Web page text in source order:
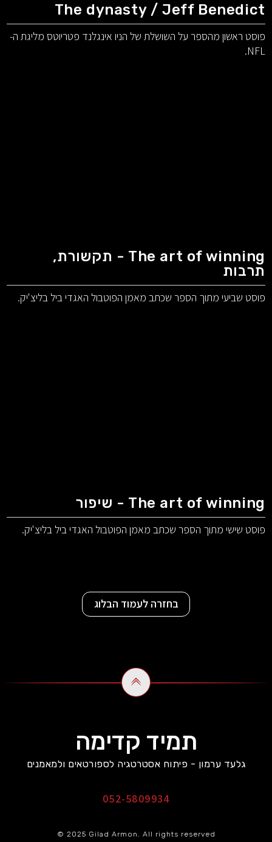
The dynasty / Jeff Benedict
פוסט ראשון מהספר על השושלת של הניו אינגלנד פטריוטס מליגת ה-
NFL.
The art of winning - תקשורת,
תרבות
פוסט שביעי מתוך הספר שכתב מאמן הפוטבול האגדי ביל בליצ'יק.
The art of winning - שיפור
פוסט שישי מתוך הספר שכתב מאמן הפוטבול האגדי ביל בליצ'יק.
בחזרה לעמוד הבלוג
תמיד קדימה
גלעד ערמון - פיתוח אסטרטגיה לספורטאים ולמאמנים
052-5809934
© 2025 Gilad Armon. All rights reserved